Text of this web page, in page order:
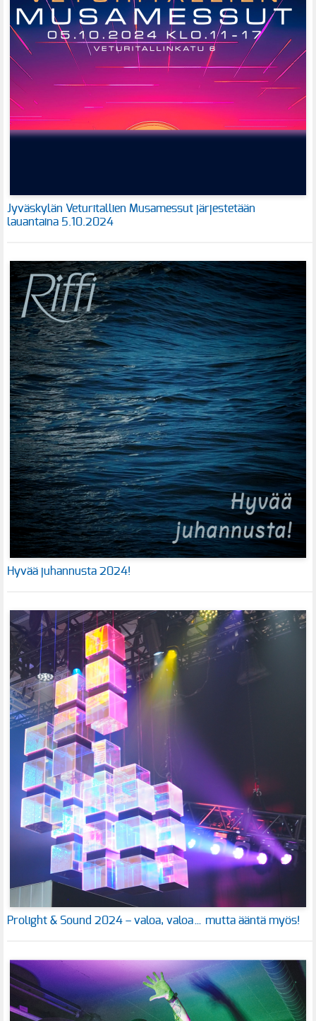
Jyväskylän Veturitallien Musamessut järjestetään
lauantaina 5.10.2024
Hyvää juhannusta 2024!
Prolight & Sound 2024 – valoa, valoa… mutta ääntä myös!